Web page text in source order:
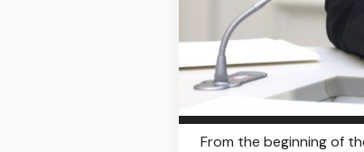
From the beginning of